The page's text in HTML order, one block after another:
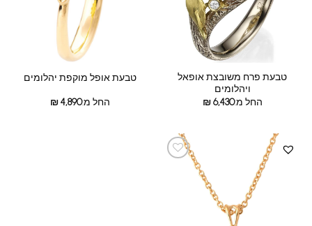
טבעת פרח משובצת אופאל
ויהלומים
החל מ:
₪6,430
טבעת אופל מוקפת יהלומים
החל מ: ₪4,890